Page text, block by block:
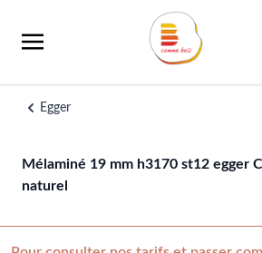
Egger
Mélaminé 19 mm h3170 st12 egger
naturel